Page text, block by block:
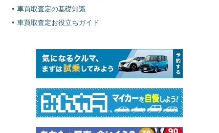
車買取査定の基礎知識
車買取査定お役立ちガイド